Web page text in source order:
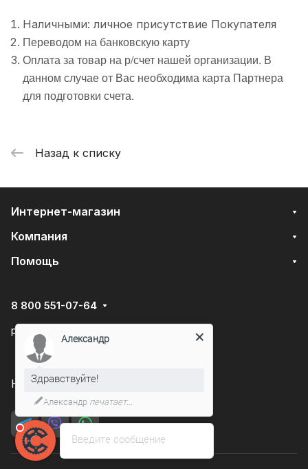
Наличными: личное присутствие Покупателя
Переводом на банковскую карту
Оплата за товар на р/счет нашей организации. В
данном случае от Вас необходима карта Партнера
для подготовки счета.
Назад к списку
Интернет-магазин
Компания
Помощь
8 800 551-07-64
podarovdr@specautotrade.pro
Нижний Новгород, Чаадаева д.10к
Введите сообщение
Александр
Здравствуйте!
Александр печатает...